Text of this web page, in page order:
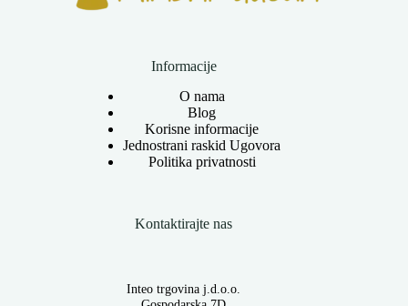
Informacije
O nama
Blog
Korisne informacije
Jednostrani raskid Ugovora
Politika privatnosti
Kontaktirajte nas
Inteo trgovina j.d.o.o.